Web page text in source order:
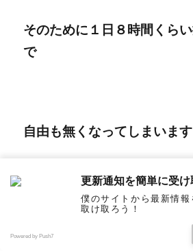
そのために１日８時間くら
で
自由も無くなってしまいます
更新通知を簡単に受け
僕のサイトから最新情
取け取ろう！
Powered by Push7